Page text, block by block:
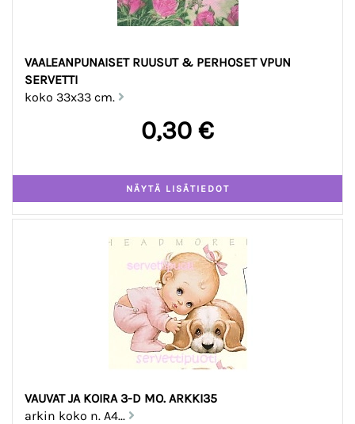
VAALEANPUNAISET RUUSUT & PERHOSET VPUN
SERVETTI
koko 33x33 cm.
0,30 €
VAUVAT JA KOIRA 3-D MO. ARKKI35
arkin koko n. A4...